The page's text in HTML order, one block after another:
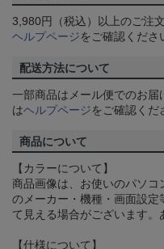
3,980円（税込）以上のご注
ヘルプページをご確認くださ
配送方法について
一部商品はメール便でのお届
はヘルプページをご確認くだ
商品について
【カラーについて】
商品画像は、お使いのパソ
のメーカー・機種・画面設定
て見える場合がございます。
【仕様について】